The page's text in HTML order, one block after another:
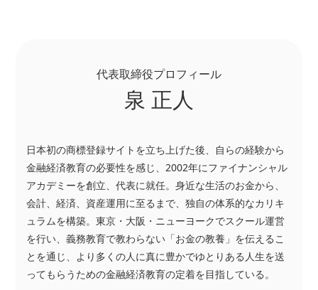
代表取締役プロフィール
泉 正人
日本初の商標登録サイトを立ち上げた後、自らの経験から
金融経済教育の必要性を感じ、2002年にファイナンシャル
アカデミーを創立、代表に就任。身近な生活のお金から、
会計、経済、資産運用に至るまで、独自の体系的なカリキ
ュラムを構築。東京・大阪・ニューヨークでスクール運営
を行い、義務教育で教わらない「お金の教養」を伝えるこ
とを通じ、より多くの人に真に豊かでゆとりある人生を送
ってもらうための金融経済教育の定着を目指している。